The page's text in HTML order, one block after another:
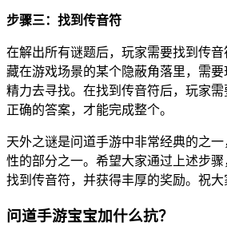
步骤三：找到传音符
在解出所有谜题后，玩家需要找到传
藏在游戏场景的某个隐蔽角落里，需
精力去寻找。在找到传音符后，玩家
正确的答案，才能完成整个。
天外之谜是问道手游中非常经典的之
性的部分之一。希望大家通过上述步骤
找到传音符，并获得丰厚的奖励。祝大
问道手游宝宝加什么抗？